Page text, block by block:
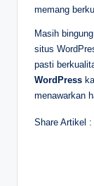
memang
Masih
situs
pasti
WordPress
menawarkan
Share Artikel :